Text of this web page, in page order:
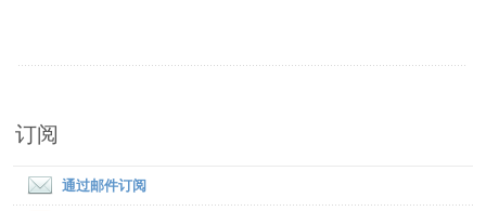
订阅
通过邮件订阅